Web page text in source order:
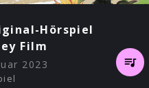
Hörspiel
Film
2023